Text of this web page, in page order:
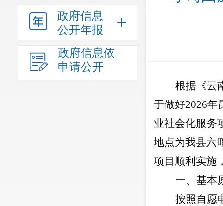
政府信息
公开年报
政府信息依
申请公开
根据 《云
于做好2026年
业社会化服务
地点为我县六
项目顺利实施
一、基本
按照自愿